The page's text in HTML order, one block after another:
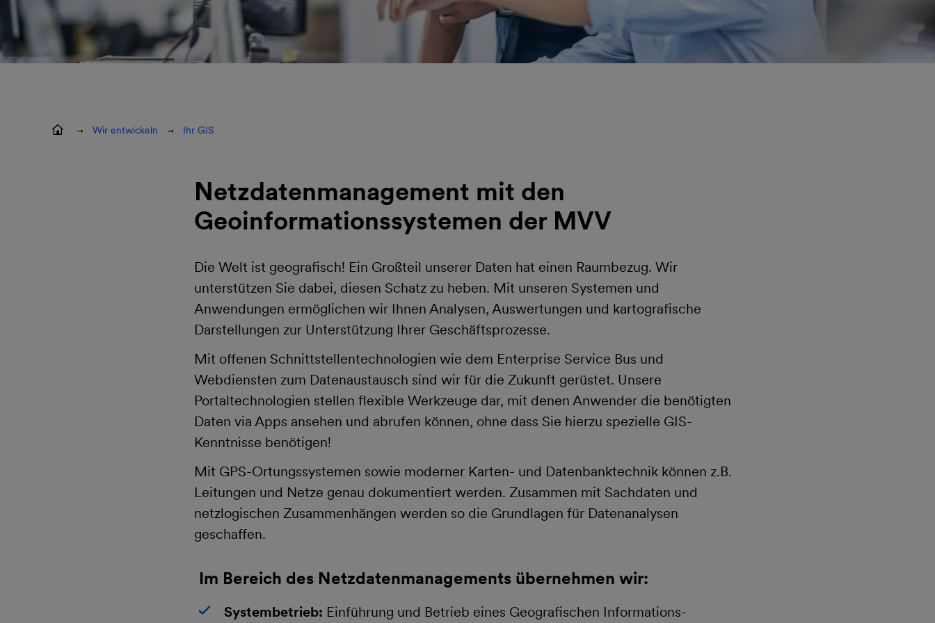
Wir entwickeln Ihr GIS
Netzdatenmanagement mit den
Geoinformationssystemen der MVV
Die Welt ist geografisch! Ein Großteil unserer Daten hat einen Raumbezug. Wir
unterstützen Sie dabei, diesen Schatz zu heben. Mit unseren Systemen und
Anwendungen ermöglichen wir Ihnen Analysen, Auswertungen und kartografische
Darstellungen zur Unterstützung Ihrer Geschäftsprozesse.
Mit offenen Schnittstellentechnologien wie dem Enterprise Service Bus und
Webdiensten zum Datenaustausch sind wir für die Zukunft gerüstet. Unsere
Portaltechnologien stellen flexible Werkzeuge dar, mit denen Anwender die benötigten
Daten via Apps ansehen und abrufen können, ohne dass Sie hierzu spezielle GIS-
Kenntnisse benötigen!
Mit GPS-Ortungssystemen sowie moderner Karten- und Datenbanktechnik können z.B.
Leitungen und Netze genau dokumentiert werden. Zusammen mit Sachdaten und
netzlogischen Zusammenhängen werden so die Grundlagen für Datenanalysen
geschaffen.
Im Bereich des Netzdatenmanagements übernehmen wir:
Systembetrieb: Einführung und Betrieb eines Geografischen Informations-